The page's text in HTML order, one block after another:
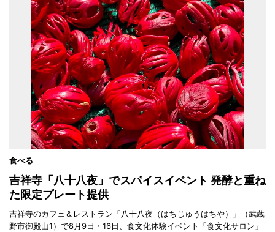
食べる
吉祥寺「八十八夜」でスパイスイベント 発酵と重ね
た限定プレート提供
吉祥寺のカフェ＆レストラン「八十八夜（はちじゅうはちや）」（武蔵
野市御殿山1）で8月9日・16日、食文化体験イベント「食文化サロン」